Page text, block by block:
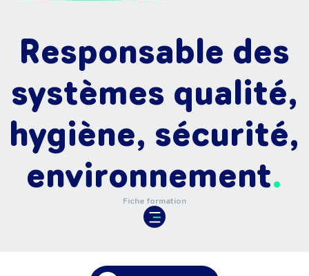
Responsable des
systèmes qualité,
hygiène, sécurité,
environnement
Fiche formation